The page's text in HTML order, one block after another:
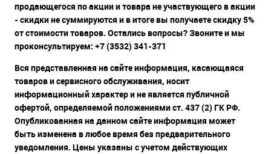
продающегося по акции и товара не участвующего в акции
- скидки не суммируются и в итоге вы получаете скидку 5%
от стоимости товаров. Остались вопросы? Звоните и мы
проконсультируем: +7 (3532) 341-371
Вся представленная на сайте информация, касающаяся
товаров и сервисного обслуживания, носит
информационный характер и не является публичной
офертой, определяемой положениями ст. 437 (2) ГК РФ.
Опубликованная на данном сайте информация может
быть изменена в любое время без предварительного
уведомления. Цены указаны с учетом действующих